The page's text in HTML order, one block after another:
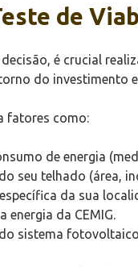
de
é crucial
do investimento
fatores como:
de energia
seu telhado (área,
da sua
energia da CEMIG.
sistema fotovoltaico.